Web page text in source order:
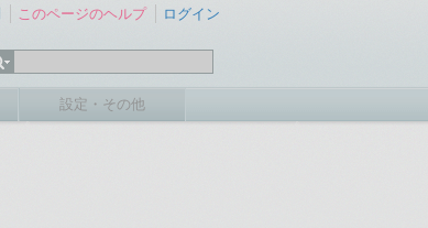
このページのヘルプ ログイン
設定・その他